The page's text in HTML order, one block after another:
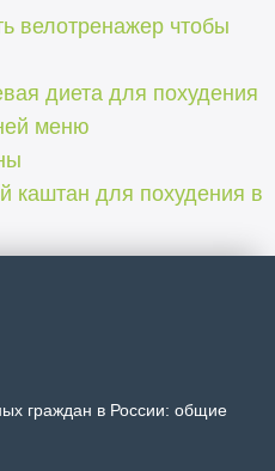
велотренажер чтобы
диета для похудения
меню
каштан для похудения в
граждан в России: общие